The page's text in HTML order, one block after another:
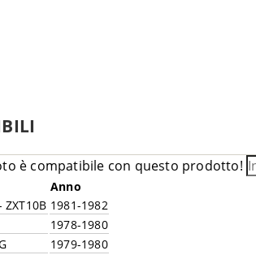
è compatibile con questo prodotto!
Anno
ZXT10B 1981-1982
1978-1980
1979-1980